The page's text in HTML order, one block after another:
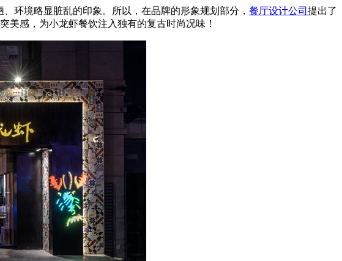
环境略显脏乱的印象。所以，在品牌的形象规划部分， 餐厅设计公司 提出了
美感，为小龙虾餐饮注入独有的复古时尚况味！